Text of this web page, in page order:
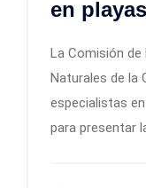
en
La Comisión de
Naturales de la
especialistas
para presentar